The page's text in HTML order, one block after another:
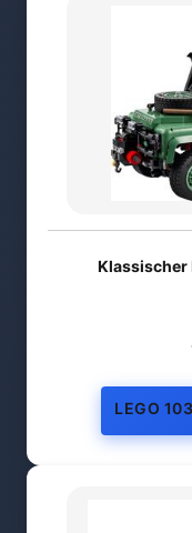
Klassischer
LEGO